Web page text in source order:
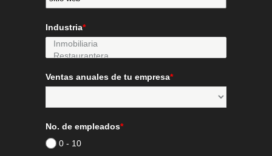
Industria*
Ventas anuales de tu empresa*
No. de empleados*
0 - 10